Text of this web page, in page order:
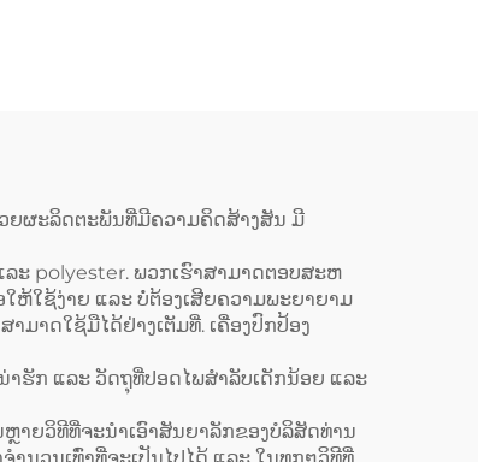
ກັ້ນຂອງຊ່າງເຮັດເຄື່ອງໝາກ
(Cobbler Vest Apron) ທີ່ມີ
ທັງສອງດ້ານ ແລະ ມີທີ່ຈັດຕັ້ງ
ສຳລັບເນື້ອຫາເຄື່ອງໝາກ
(Logo) ສຳລັບບາຣິສຕາ
(Barista) ແລະ ຮ້ານຕັດຜົມ
ວຍຜະລິດຕະພັນທີ່ມີຄວາມຄິດສ້າງສັນ ມີ
ະ polyester. ພວກເຮົາສາມາດຕອບສະຫ
ຫ້ໃຊ້ງ່າຍ ແລະ ບໍ່ຕ້ອງເສີຍຄວາມພະຍາຍາມ
ມາດໃຊ້ມືໄດ້ຢ່າງເຕັມທີ່. ເຄື່ອງປົກປ້ອງ
ຮັກ ແລະ ວັດຖຸທີ່ປອດໄພສຳລັບເດັກນ້ອຍ ແລະ
າຍວິທີທີ່ຈະນຳເອົາສັນຍາລັກຂອງບໍລິສັດທ່ານ